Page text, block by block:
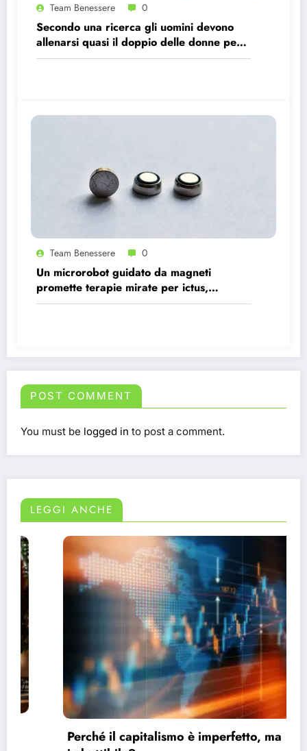
Team Benessere 0
Secondo una ricerca gli uomini devono
allenarsi quasi il doppio delle donne per
avere gli stessi effetti benefici sul cuore
Team Benessere 0
Un microrobot guidato da magneti
promette terapie mirate per ictus,
infezioni e tumori.
POST COMMENT
You must be logged in to post a comment.
LEGGI ANCHE
Perché il capitalismo è imperfetto, ma